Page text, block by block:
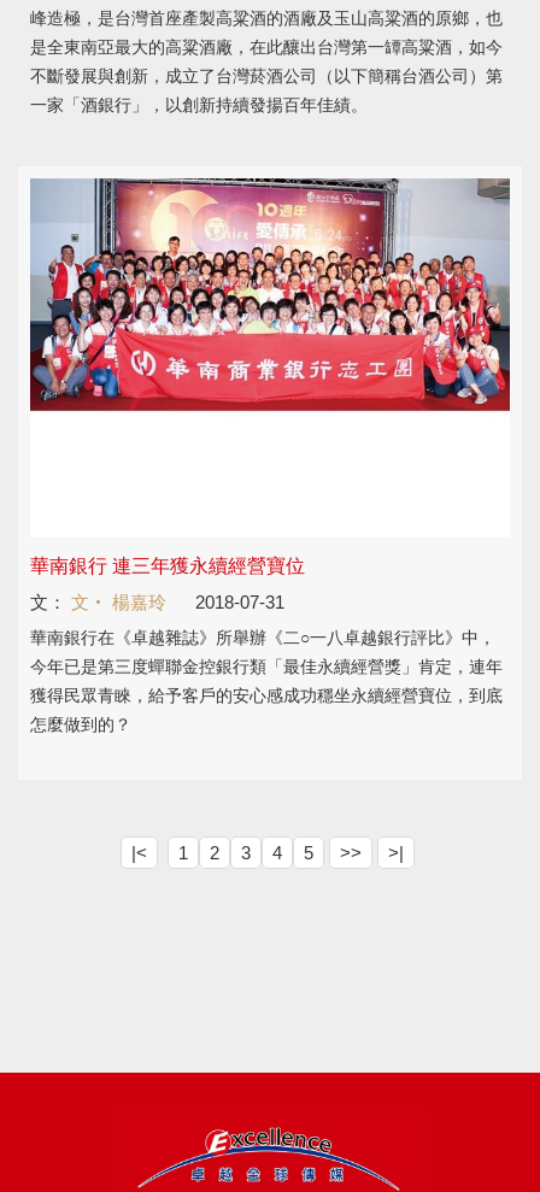
峰造極，是台灣首座產製高粱酒的酒廠及玉山高粱酒的原鄉，也
是全東南亞最大的高粱酒廠，在此釀出台灣第一罈高粱酒，如今
不斷發展與創新，成立了台灣菸酒公司（以下簡稱台酒公司）第
一家「酒銀行」，以創新持續發揚百年佳績。
華南銀行 連三年獲永續經營寶位
文： 文‧ 楊嘉玲 2018-07-31
華南銀行在《卓越雜誌》所舉辦《二○一八卓越銀行評比》中，
今年已是第三度蟬聯金控銀行類「最佳永續經營獎」肯定，連年
獲得民眾青睞，給予客戶的安心感成功穩坐永續經營寶位，到底
怎麼做到的？
|< 1 2 3 4 5 >> >|